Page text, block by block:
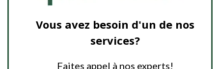
Vous avez besoin d'un de nos
services?
Faites appel à nos experts!